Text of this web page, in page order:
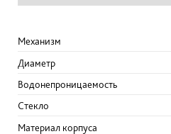
Механизм
Диаметр
Водонепроницаемость
Стекло
Материал корпуса